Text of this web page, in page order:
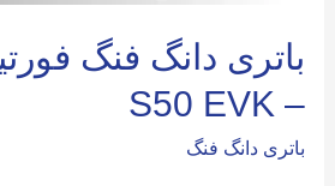
– S50 EVK
باتری دانگ فنگ